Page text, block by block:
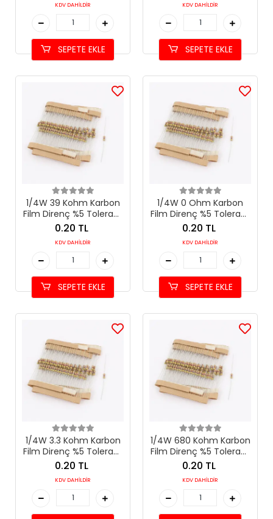
KDV DAHİLDİR
SEPETE EKLE
KDV DAHİLDİR
SEPETE EKLE
1/4W 39 Kohm Karbon
Film Direnç %5 Tolerans
(39 kΩ)
0.20 TL
KDV DAHİLDİR
SEPETE EKLE
1/4W 0 Ohm Karbon
Film Direnç %5 Tolerans
(0 Ω Jumper)
0.20 TL
KDV DAHİLDİR
SEPETE EKLE
1/4W 3.3 Kohm Karbon
Film Direnç %5 Tolerans
(3.3 kΩ)
0.20 TL
KDV DAHİLDİR
1/4W 680 Kohm Karbon
Film Direnç %5 Tolerans
(680 kΩ)
0.20 TL
KDV DAHİLDİR